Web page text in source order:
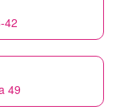
42
49